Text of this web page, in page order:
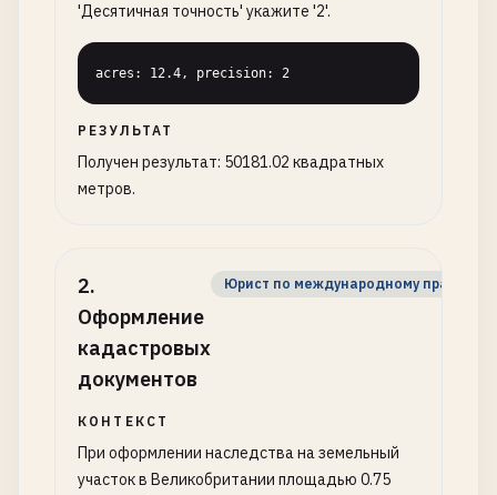
'Десятичная точность' укажите '2'.
acres: 12.4, precision: 2
РЕЗУЛЬТАТ
Получен результат: 50181.02 квадратных
метров.
2.
Оформление
кадастровых
документов
Юрист по международному праву
КОНТЕКСТ
При оформлении наследства на земельный
участок в Великобритании площадью 0.75